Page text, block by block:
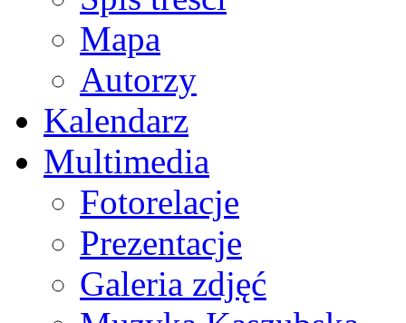
Mapa
Autorzy
Kalendarz
Multimedia
Fotorelacje
Prezentacje
Galeria zdjęć